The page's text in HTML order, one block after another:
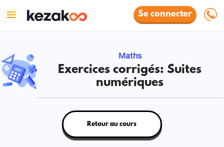
Se connecter
Maths
Exercices corrigés: Suites
numériques
Retour au cours